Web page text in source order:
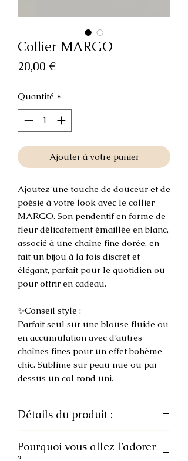
Collier MARGO
20,00 €Prix
Quantité *
Ajouter à votre panier
Ajoutez une touche de douceur et de
poésie à votre look avec le collier
MARGO. Son pendentif en forme de
fleur délicatement émaillée en blanc,
associé à une chaîne fine dorée, en
fait un bijou à la fois discret et
élégant, parfait pour le quotidien ou
pour offrir en cadeau.
✨Conseil style :
Parfait seul sur une blouse fluide ou
en accumulation avec d’autres
chaînes fines pour un effet bohème
chic. Sublime sur peau nue ou par-
dessus un col rond uni.
Détails du produit :
acier inoxydable
Pourquoi vous allez l’adorer